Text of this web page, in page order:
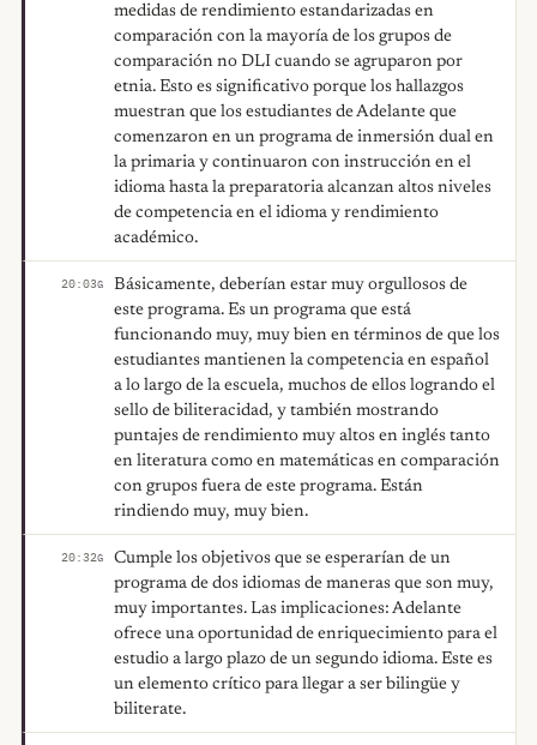
medidas de rendimiento estandarizadas en
comparación con la mayoría de los grupos de
comparación no DLI cuando se agruparon por
etnia. Esto es significativo porque los hallazgos
muestran que los estudiantes de Adelante que
comenzaron en un programa de inmersión dual en
la primaria y continuaron con instrucción en el
idioma hasta la preparatoria alcanzan altos niveles
de competencia en el idioma y rendimiento
académico.
20:03G
Básicamente, deberían estar muy orgullosos de
este programa. Es un programa que está
funcionando muy, muy bien en términos de que los
estudiantes mantienen la competencia en español
a lo largo de la escuela, muchos de ellos logrando el
sello de biliteracidad, y también mostrando
puntajes de rendimiento muy altos en inglés tanto
en literatura como en matemáticas en comparación
con grupos fuera de este programa. Están
rindiendo muy, muy bien.
20:32G
Cumple los objetivos que se esperarían de un
programa de dos idiomas de maneras que son muy,
muy importantes. Las implicaciones: Adelante
ofrece una oportunidad de enriquecimiento para el
estudio a largo plazo de un segundo idioma. Este es
un elemento crítico para llegar a ser bilingüe y
biliterate.